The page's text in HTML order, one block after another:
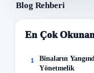
Blog Rehberi
En Çok
1
Binaların
Yönetmelik